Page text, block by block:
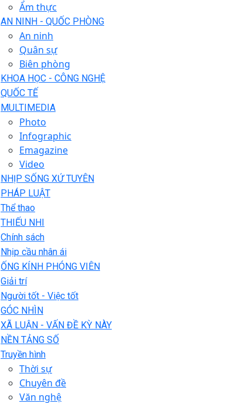
Ẩm thực
AN NINH - QUỐC PHÒNG
An ninh
Quân sự
Biên phòng
KHOA HỌC - CÔNG NGHỆ
QUỐC TẾ
MULTIMEDIA
Photo
Infographic
Emagazine
Video
NHỊP SỐNG XỨ TUYÊN
PHÁP LUẬT
Thể thao
THIẾU NHI
Chính sách
Nhịp cầu nhân ái
ỐNG KÍNH PHÓNG VIÊN
Giải trí
Người tốt - Việc tốt
GÓC NHÌN
XÃ LUẬN - VẤN ĐỀ KỲ NÀY
NỀN TẢNG SỐ
Truyền hình
Thời sự
Chuyên đề
Văn nghệ